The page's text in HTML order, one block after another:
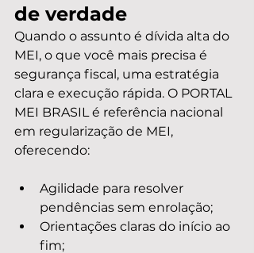
de verdade
Quando o assunto é dívida alta do
MEI, o que você mais precisa é
segurança fiscal, uma estratégia
clara e execução rápida. O PORTAL
MEI BRASIL é referência nacional
em regularização de MEI,
oferecendo:
Agilidade para resolver
pendências sem enrolação;
Orientações claras do início ao
fim;